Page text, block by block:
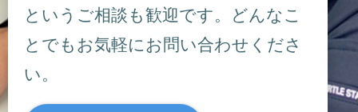
というご相談も歓迎です。どんなこ
とでもお気軽にお問い合わせくださ
い。